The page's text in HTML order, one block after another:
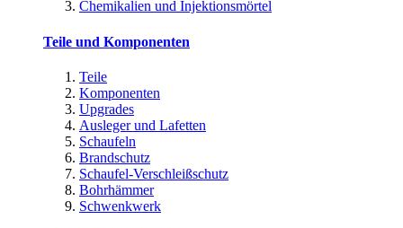
Chemikalien und Injektionsmörtel
Teile und Komponenten
Teile
Komponenten
Upgrades
Ausleger und Lafetten
Schaufeln
Brandschutz
Schaufel-Verschleißschutz
Bohrhämmer
Schwenkwerk